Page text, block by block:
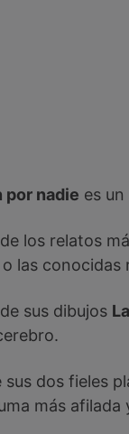
por nadie es
los relatos
las
sus dibujos
dos fieles
más